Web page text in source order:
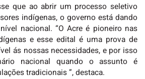
que ao abrir um processo seletivo
indígenas, o governo está dando
nacional. “O Acre é pioneiro nas
e esse edital é uma prova de
ás nossas necessidades, e por isso
nacional quando o assunto é
tradicionais ”, destaca.